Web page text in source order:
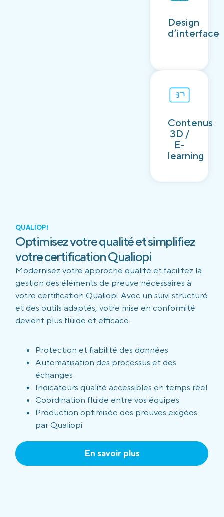
Design
d’interface
Contenus
3D /
E-
learning
Découvrir
QUALIOPI
Optimisez votre qualité et simplifiez
votre certification Qualiopi
Modernisez votre approche qualité et facilitez la
gestion des éléments de preuve nécessaires à
votre certification Qualiopi. Avec un suivi structuré
et des outils adaptés, votre mise en conformité
devient plus fluide et efficace.
Protection et fiabilité des données
Automatisation des processus et des
échanges
Indicateurs qualité accessibles en temps réel
Coordination fluide entre vos équipes
Production optimisée des preuves exigées
par Qualiopi
En savoir plus